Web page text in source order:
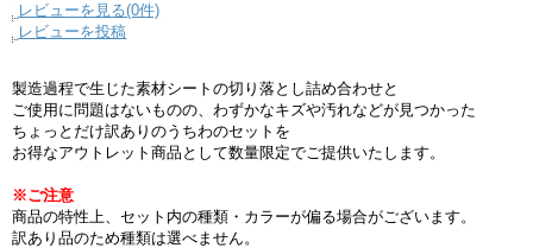
レビューを見る(0件)
レビューを投稿
製造過程で生じた素材シートの切り落とし詰め合わせと
ご使用に問題はないものの、わずかなキズや汚れなどが見つかった
ちょっとだけ訳ありのうちわのセットを
お得なアウトレット商品として数量限定でご提供いたします。
※ご注意
商品の特性上、セット内の種類・カラーが偏る場合がございます。
訳あり品のため種類は選べません。